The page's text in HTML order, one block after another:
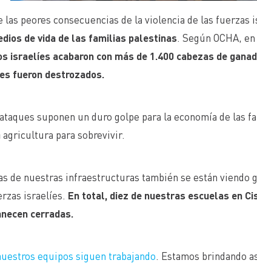
las peores consecuencias de la violencia de las fuerzas
de vida de las familias palestinas. Según OCHA,
israelíes acabaron con más de 1.400 cabezas de
fueron destrozados.
suponen un duro golpe para la economía de las
agricultura para sobrevivir.
de nuestras infraestructuras también se están viendo
israelíes. En total, diez de nuestras escuelas en
cerradas.
equipos siguen trabajando. Estamos brindando